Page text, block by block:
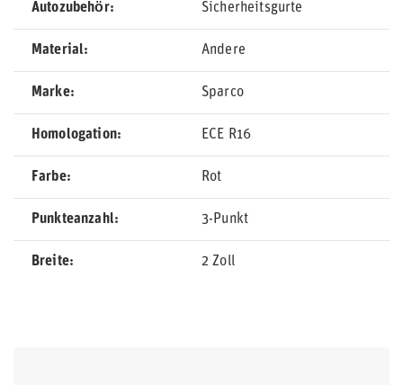
Autozubehör Sicherheitsgurte
Material Andere
Marke Sparco
Homologation ECE R16
Farbe Rot
Punkteanzahl 3-Punkt
Breite 2 Zoll